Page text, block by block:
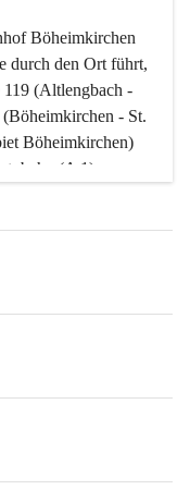
Böheimkirchen
durch den Ort führt,
119 (Altlengbach -
- St.
Böheimkirchen)
(A 1).
Wien sowie
Bauernhöfe hatten
Wegen des
ihre
bedeutendste
durch
dazu ein. Gefördert